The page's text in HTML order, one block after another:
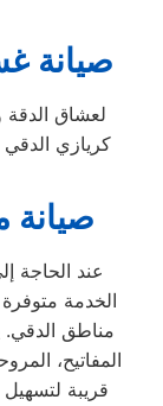
صيانة
لعشاق
كريازي الدقي
صيانة
عند الحاجة
الخدمة
مناطق الدقي.
المفاتيح،
قريبة